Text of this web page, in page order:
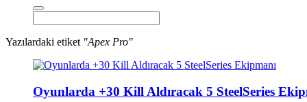
Yazılardaki etiket "Apex Pro"
Oyunlarda +30 Kill Aldıracak 5 SteelSeries